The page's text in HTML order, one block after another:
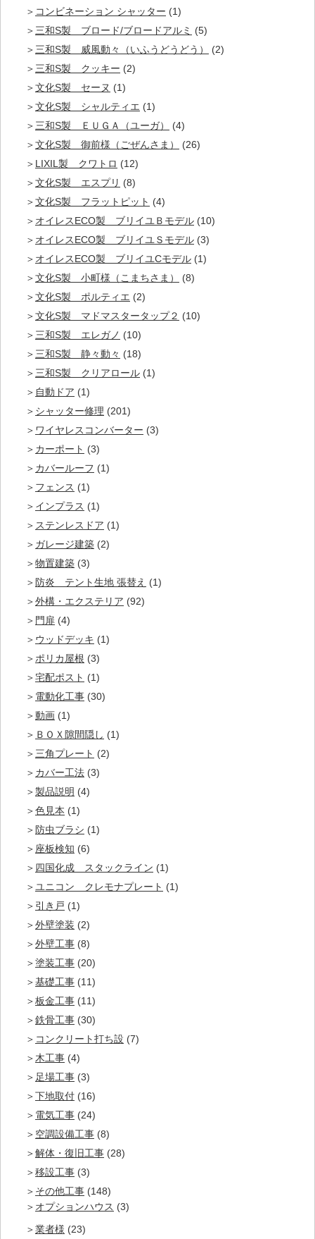
コンビネーション シャッター (1)
三和S製 ブロード/ブロードアルミ (5)
三和S製 威風動々（いふうどうどう）
(2)
三和S製 クッキー (2)
文化S製 セーヌ (1)
文化S製 シャルティエ (1)
三和S製 ＥＵＧＡ（ユーガ）
(4)
文化S製 御前様（ごぜんさま）
(26)
LIXIL製 クワトロ (12)
文化S製 エスプリ (8)
文化S製 フラットピット (4)
オイレスECO製 ブリイユＢモデル (10)
オイレスECO製 ブリイユＳモデル (3)
オイレスECO製 ブリイユCモデル (1)
文化S製 小町様（こまちさま）
(8)
文化S製 ポルティエ (2)
文化S製 マドマスタータップ２ (10)
三和S製 エレガノ (10)
三和S製 静々動々 (18)
三和S製 クリアロール (1)
自動ドア (1)
シャッター修理 (201)
ワイヤレスコンバーター (3)
カーポート (3)
カバールーフ (1)
フェンス (1)
インプラス (1)
ステンレスドア (1)
ガレージ建築 (2)
物置建築 (3)
防炎 テント生地 張替え (1)
外構・エクステリア (92)
門扉 (4)
ウッドデッキ (1)
ポリカ屋根 (3)
宅配ポスト (1)
電動化工事 (30)
動画 (1)
ＢＯＸ隙間隠し (1)
三角プレート (2)
カバー工法 (3)
製品説明 (4)
色見本 (1)
防虫ブラシ (1)
座板検知 (6)
四国化成 スタックライン (1)
ユニコン クレモナプレート (1)
引き戸 (1)
外壁塗装 (2)
外壁工事 (8)
塗装工事 (20)
基礎工事 (11)
板金工事 (11)
鉄骨工事 (30)
コンクリート打ち設 (7)
木工事 (4)
足場工事 (3)
下地取付 (16)
電気工事 (24)
空調設備工事 (8)
解体・復旧工事 (28)
移設工事 (3)
その他工事 (148)
オプションハウス (3)
業者様 (23)